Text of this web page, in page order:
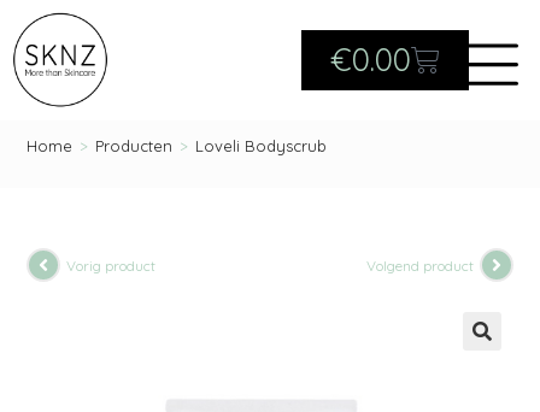
€0.00
Home > Producten > Loveli Bodyscrub
Vorig product Volgend product